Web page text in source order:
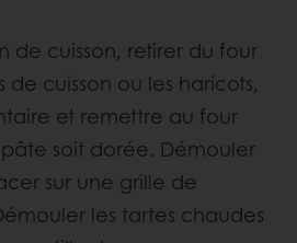
cuisson, retirer du four
de cuisson ou les haricots,
et remettre au four
soit dorée. Démouler
sur une grille de
les tartes chaudes